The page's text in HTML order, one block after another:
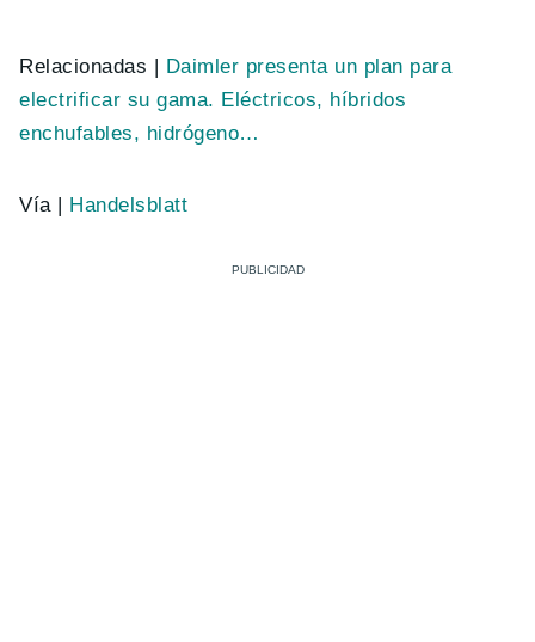
Relacionadas | Daimler presenta un plan para
electrificar su gama. Eléctricos, híbridos
enchufables, hidrógeno…
Vía | Handelsblatt